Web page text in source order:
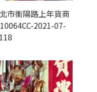
市衡陽路上年貨商
2021-07-